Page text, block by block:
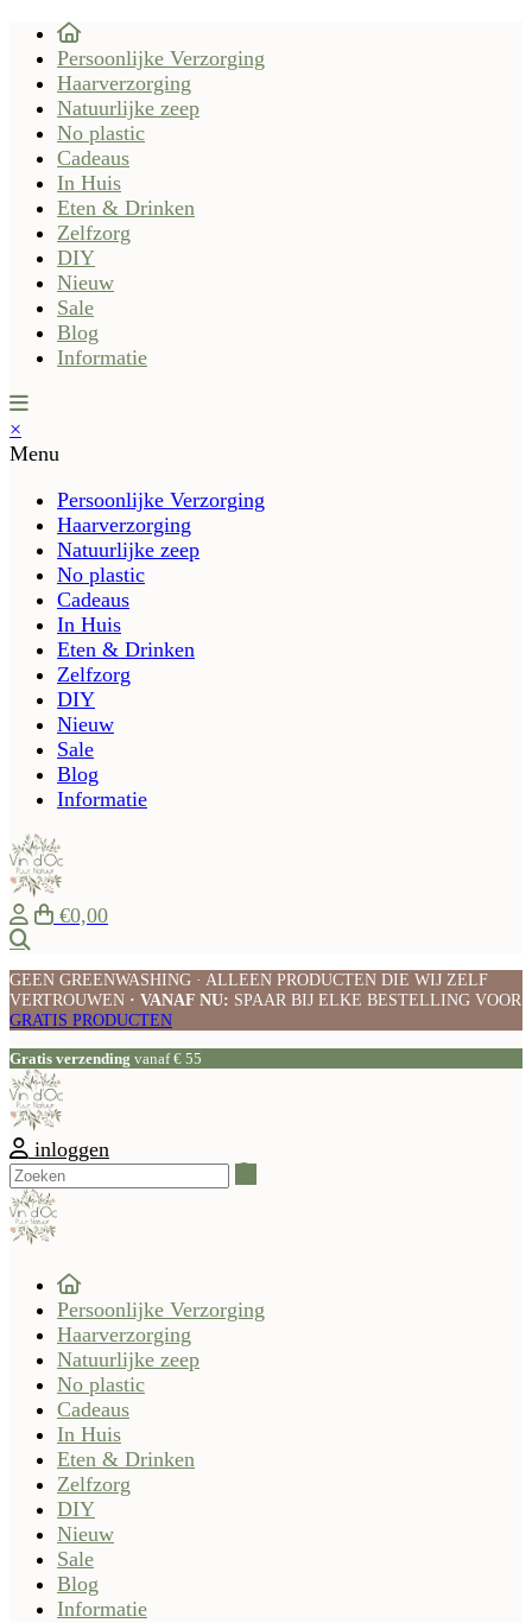
Persoonlijke Verzorging
Haarverzorging
Natuurlijke zeep
No plastic
Cadeaus
In Huis
Eten & Drinken
Zelfzorg
DIY
Nieuw
Sale
Blog
Informatie
×
Menu
Persoonlijke Verzorging
Haarverzorging
Natuurlijke zeep
No plastic
Cadeaus
In Huis
Eten & Drinken
Zelfzorg
DIY
Nieuw
Sale
Blog
Informatie
€0,00
GEEN GREENWASHING · ALLEEN PRODUCTEN DIE WIJ ZELF
VERTROUWEN · VANAF NU: SPAAR BIJ ELKE BESTELLING VOOR
GRATIS PRODUCTEN
Gratis verzending vanaf € 55
inloggen
Persoonlijke Verzorging
Haarverzorging
Natuurlijke zeep
No plastic
Cadeaus
In Huis
Eten & Drinken
Zelfzorg
DIY
Nieuw
Sale
Blog
Informatie